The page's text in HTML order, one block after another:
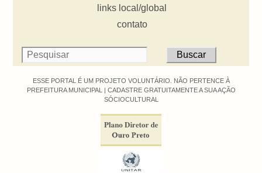
links local/global
contato
ESSE PORTAL É UM PROJETO VOLUNTÁRIO. NÃO PERTENCE À
PREFEITURA MUNICIPAL | CADASTRE GRATUITAMENTE A SUA AÇÃO
SÓCIOCULTURAL